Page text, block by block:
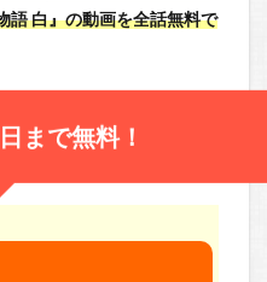
語 白』の動画を全話無料で
まで無料！